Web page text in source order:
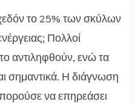
το 25% των σκύλων
Πολλοί
το αντιληφθούν, ενώ τα
σημαντικά. Η διάγνωση
να επηρεάσει